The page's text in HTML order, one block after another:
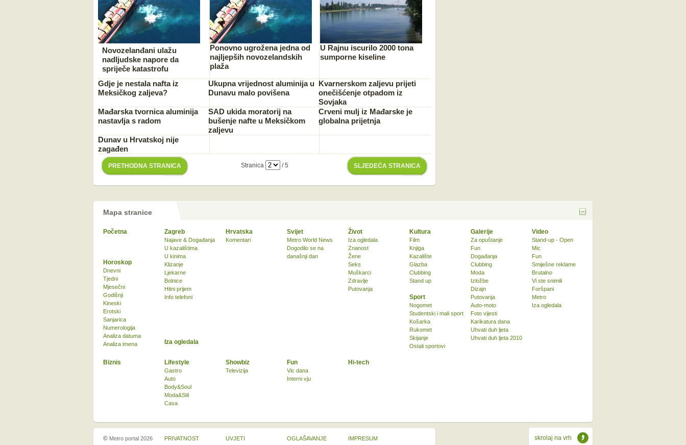
Novozelanđani ulažu
nadljudske napore da
spriječe katastrofu
Ponovno ugrožena jedna od
najljepših novozelandskih
plaža
U Rajnu iscurilo 2000 tona
sumporne kiseline
Gdje je nestala nafta iz
Meksičkog zaljeva?
Ukupna vrijednost aluminija u
Dunavu malo povišena
Kvarnerskom zaljevu prijeti
onečišćenje otpadom iz
Sovjaka
Mađarska tvornica aluminija
nastavlja s radom
SAD ukida moratorij na
bušenje nafte u Meksičkom
zaljevu
Crveni mulj iz Mađarske je
globalna prijetnja
Dunav u Hrvatskoj nije
zagađen
PRETHODNA STRANICA SLJEDEĆA STRANICA
Stranica / 5
Mapa stranice
Početna Zagreb
Najave & Događanja
U kazalištima
U kinima
Klizanje
Ljekarne
Bolnice
Hitni prijem
Info telefoni
Hrvatska
Komentari
Svijet
Metro World News
Dogodilo se na
današnji dan
Život
Iza ogledala
Znanost
Žene
Seks
Muškarci
Zdravlje
Putovanja
Kultura
Film
Knjiga
Kazalište
Glazba
Clubbing
Stand up
Sport
Nogomet
Studentski i mali sport
Košarka
Rukomet
Skijanje
Ostali sportovi
Biznis Lifestyle
Gastro
Auto
Body&Soul
Moda&Stil
Casa
Showbiz
Televizija
Fun
Vic dana
Interni vju
Horoskop
Dnevni
Tjedni
Mjesečni
Godišnji
Kineski
Erotski
Sanjarica
Numerologija
Analiza datuma
Analiza imena
Iza ogledala
Hi-tech
Galerije
Za opuštanje
Fun
Događanja
Clubbing
Moda
Izložbe
Dizajn
Putovanja
Auto-moto
Foto vijesti
Karikatura dana
Uhvati duh ljeta
Uhvati duh ljeta 2010
Video
Stand-up - Open
Mic
Fun
Smiješne reklame
Brutalno
Vi ste snimili
Foršpani
Metro
Iza ogledala
skrolaj na vrh
© Metro portal 2026 PRIVATNOST UVJETI OGLAŠAVANJE IMPRESUM